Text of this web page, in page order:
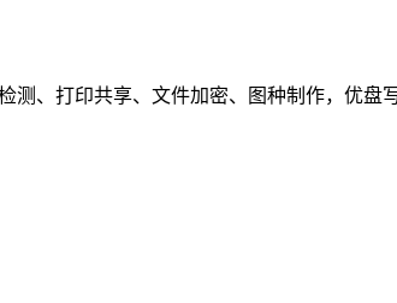
测、打印共享、文件加密、图种制作，优盘